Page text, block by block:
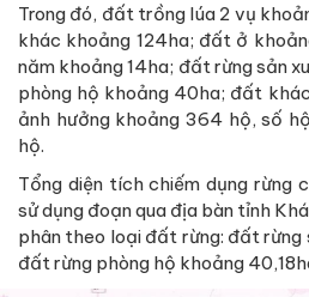
Trong đó, đất trồng lúa 2 vụ
khác khoảng 124ha; đất ở
năm khoảng 14ha; đất rừng sản
phòng hộ khoảng 40ha; đất
ảnh hưởng khoảng 364 hộ, số
hộ.
Tổng diện tích chiếm dụng rừng
sử dụng đoạn qua địa bàn tỉnh
phân theo loại đất rừng: đất rừng
đất rừng phòng hộ khoảng